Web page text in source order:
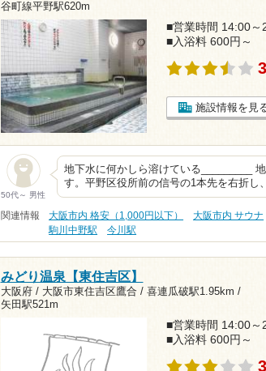
谷町線平野駅620m
■営業時間 14:00～
■入浴料 600円～
施設情報を見
50代～ 男性
地下水に何かしら溶けている_________
す。平野区役所前の信号の1本先を右折し
関連情報 大阪市内 格安（1,000円以下） 大阪市内 サウナ
駒川中野駅
今川駅
みどり温泉【東住吉区】
大阪府 / 大阪市東住吉区鷹合 / 喜連瓜破駅1.95km /
矢田駅521m
■営業時間 14:00～
■入浴料 600円～